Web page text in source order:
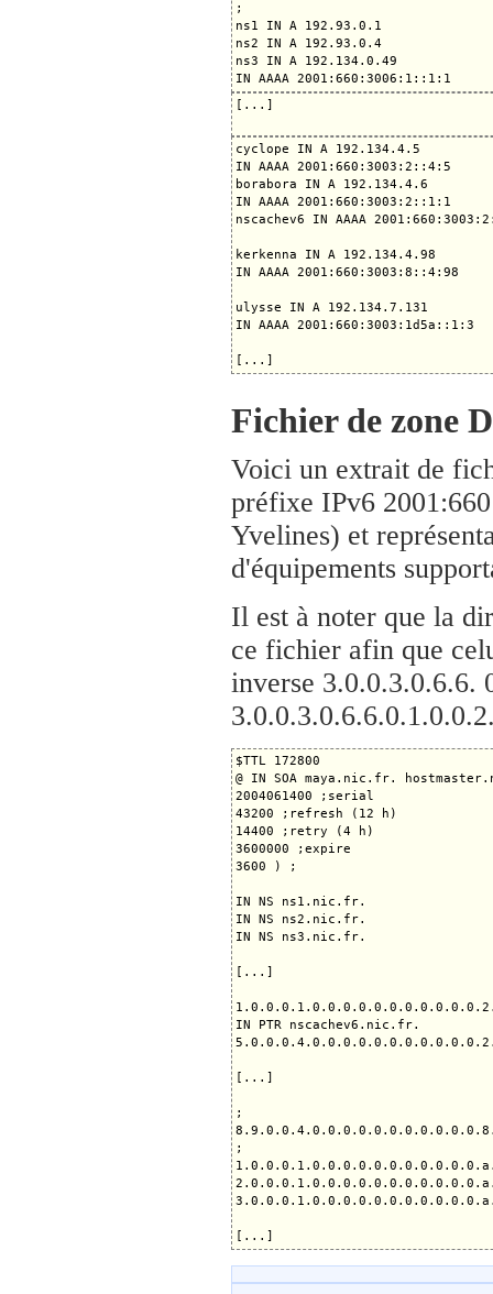
;
ns1 IN A 192.93.0.1
ns2 IN A 192.93.0.4
ns3 IN A 192.134.0.49
[...]
cyclope IN A 192.134.4.5
IN AAAA 2001:660:3003:2::4:5
borabora IN A 192.134.4.6
IN AAAA 2001:660:3003:2::1:1
nscachev6 IN AAAA
kerkenna IN A 192.134.4.98
IN AAAA 2001:660:3003:8::4:98
ulysse IN A 192.134.7.131
IN AAAA 2001:660:3003:1d5a::1:3
Fichier de zone
Voici un extrait de
préfixe IPv6
Yvelines) et
d'équipements
Il est à noter que la
ce fichier afin que
inverse 3.0.0.3.0.6.6.
$TTL 172800
@ IN SOA maya.nic.fr.
2004061400 ;serial
43200 ;refresh (12 h)
14400 ;retry (4 h)
3600000 ;expire
3600 ) ;
IN NS ns1.nic.fr.
IN NS ns2.nic.fr.
IN NS ns3.nic.fr.
[...]
IN PTR nscachev6.nic.fr.
[...]
;
;